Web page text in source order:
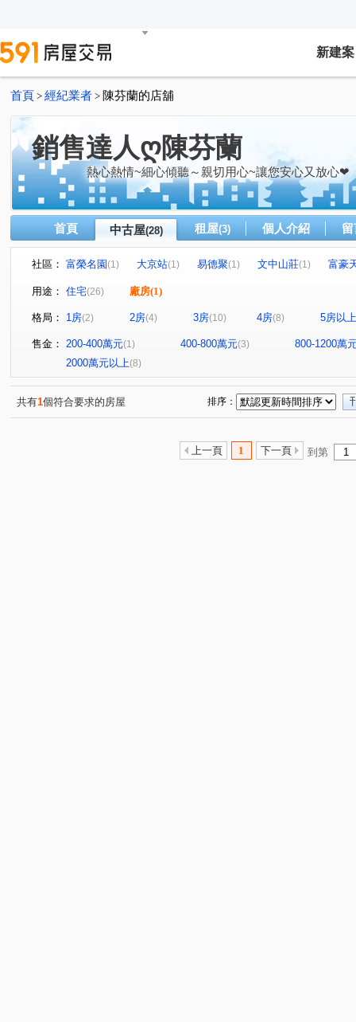
新建案
首頁 > 經紀業者 > 陳芬蘭的店舖
銷售達人ღ陳芬蘭
熱心熱情~細心傾聽～親切用心~讓您安心又放心❤
首頁 中古屋(28) 租屋(3) 個人介紹
社區： 富榮名園(1) 大京站(1) 易德聚(1) 文中山莊(1)
富豪
竹城新宿
巴黎站前套房
21世紀大廈
(1) 麗思卡登 (1) 中國江山(1) (1)
文新街(1) 愛三街 大同路(1) 正光二街 (1)
正康三
桃鶯路(1) 大有路
春日路(1) 大連二街(1) 五福一路(1) 大興西路二段(1)
中正路(1) 五福一街 (1) 中山東路二段(1)
用途： 住宅(26) 廠房(1)
格局： 1房(2) 2房(4) 3房(10) 4房(8) 5房以上
售金： 200-400萬元(1) 400-800萬元(3)
800-1200萬
2000萬元以上(8)
共有1個符合要求的房屋 排序：
上一頁 1 下一頁 到第